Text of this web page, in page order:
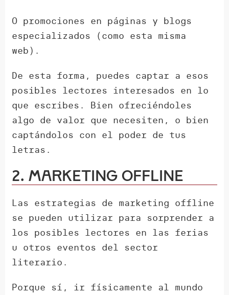
O promociones en páginas y blogs
especializados (como esta misma
web).
De esta forma, puedes captar a esos
posibles lectores interesados en lo
que escribes. Bien ofreciéndoles
algo de valor que necesiten, o bien
captándolos con el poder de tus
letras.
2. Marketing offline
Las estrategias de marketing offline
se pueden utilizar para sorprender a
los posibles lectores en las ferias
u otros eventos del sector
literario.
Porque sí, ir físicamente al mundo